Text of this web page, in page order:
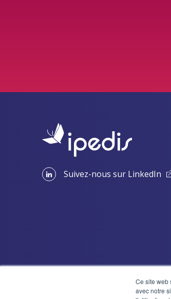
Ce site web
avec notre
Suivez-nous sur LinkedIn